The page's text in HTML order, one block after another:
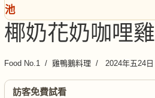
池
椰奶花奶咖哩雞
Food No.1 雞鴨鵝料理 2024年五24日
訪客免費試看